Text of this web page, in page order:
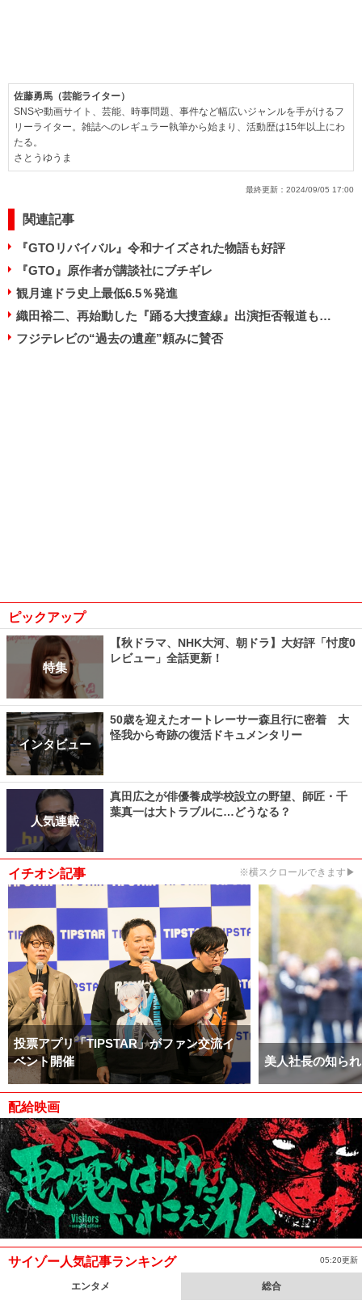
佐藤勇馬（芸能ライター）
SNSや動画サイト、芸能、時事問題、事件など幅広いジャンルを手がけるフ
リーライター。雑誌へのレギュラー執筆から始まり、活動歴は15年以上にわ
たる。
さとうゆうま
最終更新： 2024/09/05 17:00
関連記事
『GTOリバイバル』令和ナイズされた物語も好評
『GTO』原作者が講談社にブチギレ
観月連ドラ史上最低6.5％発進
織田裕二、再始動した『踊る大捜査線』出演拒否報道も…
フジテレビの“過去の遺産”頼みに賛否
ピックアップ
特集
【秋ドラマ、NHK大河、朝ドラ】大好評「忖度0
レビュー」全話更新！
インタビュー
50歳を迎えたオートレーサー森且行に密着 大
怪我から奇跡の復活ドキュメンタリー
人気連載
真田広之が俳優養成学校設立の野望、師匠・千
葉真一は大トラブルに…どうなる？
イチオシ記事 ※横スクロールできます▶
投票アプリ「TIPSTAR」がファン交流イ
ベント開催
美人社長の知ら
配給映画
サイゾー人気記事ランキング 05:20更新
エンタメ 総合